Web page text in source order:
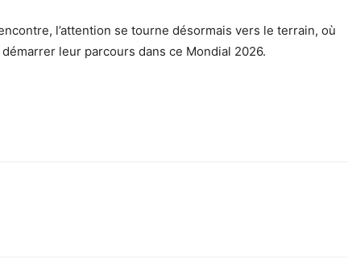
l’attention se tourne désormais vers le terrain, où
leur parcours dans ce Mondial 2026.